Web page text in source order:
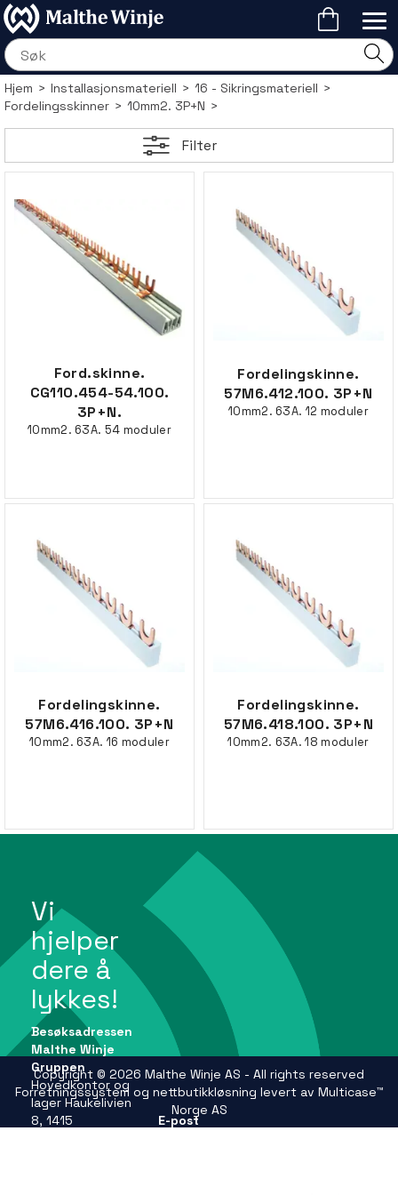
Hjem>Installasjonsmateriell>16 - Sikringsmateriell>
Fordelingsskinner>10mm2. 3P+N>
Filter
Ford.skinne.
CG110.454-54.100.
3P+N.
10mm2. 63A. 54 moduler
Fordelingskinne.
57M6.412.100. 3P+N
10mm2. 63A. 12 moduler
Fordelingskinne.
57M6.416.100. 3P+N
10mm2. 63A. 16 moduler
Fordelingskinne.
57M6.418.100. 3P+N
10mm2. 63A. 18 moduler
Vi
hjelper
dere å
lykkes!
Besøksadressen
Malthe Winje
Gruppen
Hovedkontor og
lager Haukelivien
8, 1415
E-post
Copyright © 2026 Malthe Winje AS - All rights reserved
Forretningssystem og nettbutikkløsning levert av Multicase™
Norge AS